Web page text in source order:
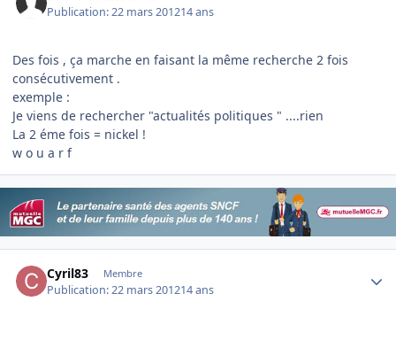
Publication:22 mars 201214 ans
Des fois , ça marche en faisant la même recherche 2 fois
consécutivement .
exemple :
Je viens de rechercher "actualités politiques " ....rien
La 2 éme fois = nickel !
w o u a r f
Cyril83 Membre
Publication:22 mars 201214 ans